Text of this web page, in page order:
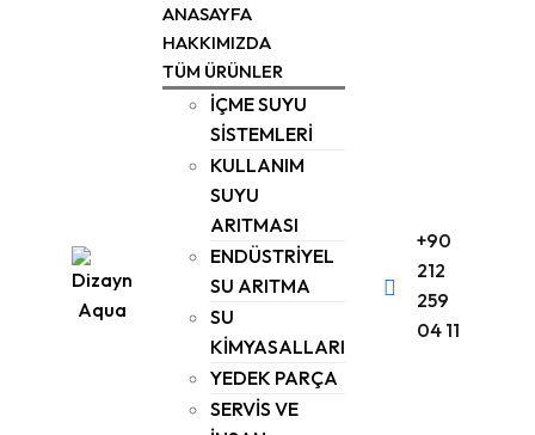
ANASAYFA
HAKKIMIZDA
TÜM ÜRÜNLER
İÇME SUYU
SİSTEMLERİ
KULLANIM
SUYU
ARITMASI
ENDÜSTRİYEL
SU ARITMA
SU
KİMYASALLARI
YEDEK PARÇA
SERVİS VE
+90
212
259
04 11